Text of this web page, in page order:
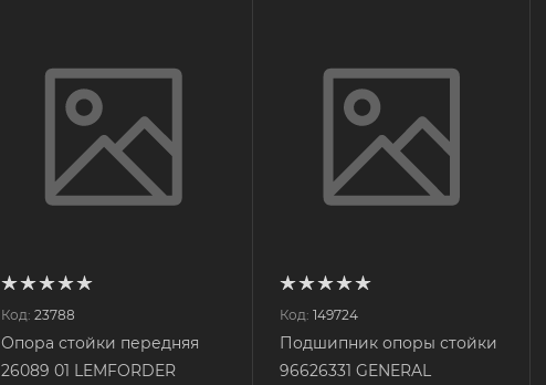
Код: 23788
Опора стойки передняя
26089 01 LEMFORDER
Код: 149724
Подшипник опоры стойки
96626331 GENERAL